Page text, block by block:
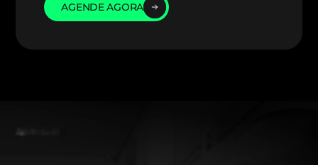
AGENDE AGORA
AGENDE AGORA